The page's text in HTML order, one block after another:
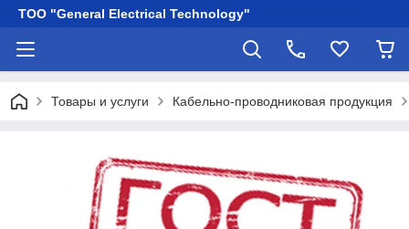
ТОО "General Electrical Technology"
Товары и услуги Кабельно-проводниковая продукция